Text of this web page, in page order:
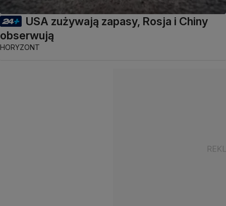
USA zużywają zapasy, Rosja i Chiny
obserwują
HORYZONT